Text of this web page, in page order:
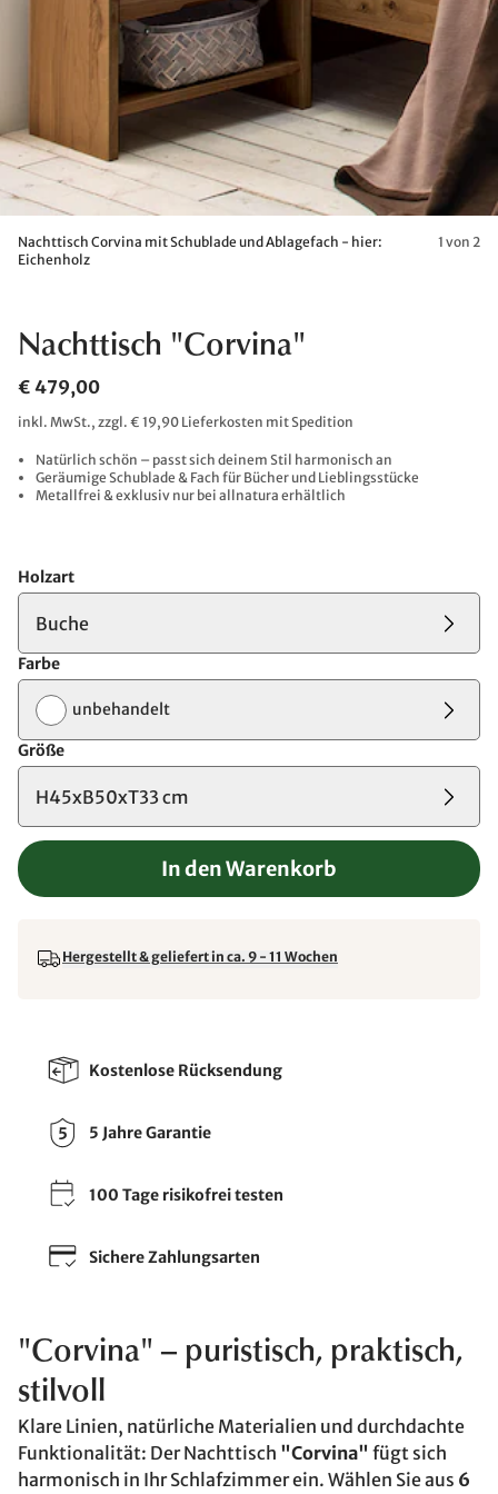
Nachttisch Corvina mit Schublade und Ablagefach - hier:
Eichenholz
1 von 2
Nachttisch "Corvina"
€ 479,00
inkl. MwSt., zzgl. € 19,90 Lieferkosten mit Spedition
Natürlich schön – passt sich deinem Stil harmonisch an
Geräumige Schublade & Fach für Bücher und Lieblingsstücke
Metallfrei & exklusiv nur bei allnatura erhältlich
Holzart
Buche
Farbe
unbehandelt
Größe
H45xB50xT33 cm
In den Warenkorb
Hergestellt & geliefert in ca. 9 - 11 Wochen
Kostenlose Rücksendung
5 Jahre Garantie
100 Tage risikofrei testen
Sichere Zahlungsarten
"Corvina" – puristisch, praktisch,
stilvoll
Klare Linien, natürliche Materialien und durchdachte
Funktionalität: Der Nachttisch "Corvina" fügt sich
harmonisch in Ihr Schlafzimmer ein. Wählen Sie aus 6